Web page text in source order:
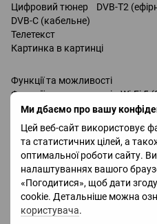
Ми дбаємо про вашу
Цей веб-сайт використовує
та статистичних цілей, а
оптимальної роботи сайту.
налаштуваннях вашого
«Погодитися», щоб дати
cookie. Детальніше можна
користувача.
Цифровий тюнер DVB-T2
DVB-C (кабельне)
Телетекст
Картинка в картинці
Функції та можливості
Функції та можливості Wi-Fi 5
запис телепередач
Miracast
Bluetooth v 5.2
підтримка DLNA
керування голосом
Amazon Alexa
Google Assistant
Bixby
Роз'єми